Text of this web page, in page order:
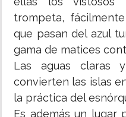
trompeta,
que pasan del azul
gama de matices
Las aguas claras
convierten las islas
la práctica del
Es además un lugar